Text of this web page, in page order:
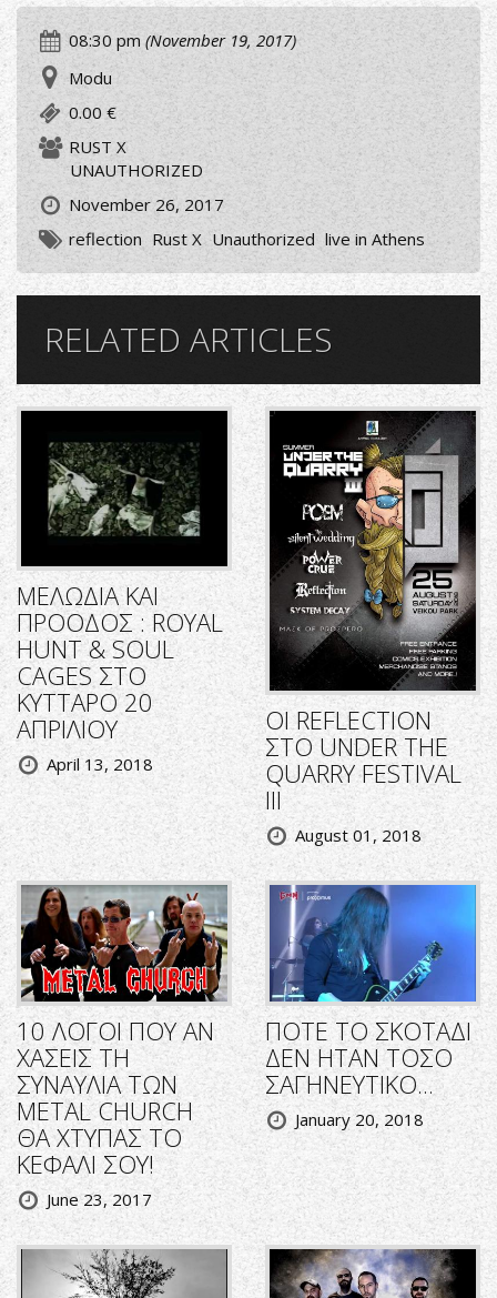
08:30 pm (November 19, 2017)
Modu
0.00 €
RUST X
UNAUTHORIZED
November 26, 2017
reflection Rust X Unauthorized live in Athens
RELATED ARTICLES
ΜΕΛΩΔΙΑ ΚΑΙ
ΠΡΟΟΔΟΣ : ROYAL
HUNT & SOUL
CAGES ΣΤΟ
ΚΥΤΤΑΡΟ 20
ΑΠΡΙΛΙΟΥ
April 13, 2018
ΟΙ REFLECTION
ΣΤΟ UNDER THE
QUARRY FESTIVAL
III
August 01, 2018
10 ΛΟΓΟΙ ΠΟΥ ΑΝ
ΧΑΣΕΙΣ ΤΗ
ΣΥΝΑΥΛΙΑ ΤΩΝ
METAL CHURCH
ΘΑ ΧΤΥΠΑΣ ΤΟ
ΚΕΦΑΛΙ ΣΟΥ!
June 23, 2017
ΠΟΤΕ ΤΟ ΣΚΟΤΑΔΙ
ΔΕΝ ΗΤΑΝ ΤΟΣΟ
ΣΑΓΗΝΕΥΤΙΚΟ...
January 20, 2018